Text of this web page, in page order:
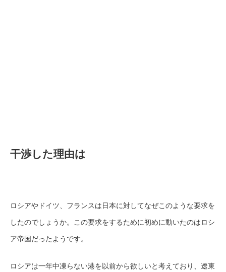
干渉した理由は
ロシアやドイツ、フランスは日本に対してなぜこのような要求を
したのでしょうか。この要求をするために初めに動いたのはロシ
ア帝国だったようです。
ロシアは一年中凍らない港を以前から欲しいと考えており、遼東